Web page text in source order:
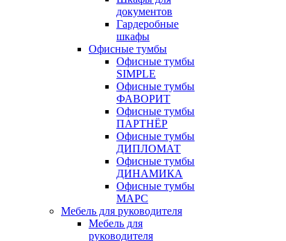
документов
Гардеробные
шкафы
Офисные тумбы
Офисные тумбы
SIMPLE
Офисные тумбы
ФАВОРИТ
Офисные тумбы
ПАРТНЁР
Офисные тумбы
ДИПЛОМАТ
Офисные тумбы
ДИНАМИКА
Офисные тумбы
МАРС
Мебель для руководителя
Мебель для
руководителя